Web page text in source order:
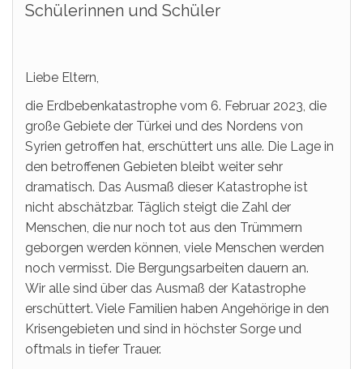
Schülerinnen und Schüler
Liebe Eltern,
die Erdbebenkatastrophe vom 6. Februar 2023, die
große Gebiete der Türkei und des Nordens von
Syrien getroffen hat, erschüttert uns alle. Die Lage in
den betroffenen Gebieten bleibt weiter sehr
dramatisch. Das Ausmaß dieser Katastrophe ist
nicht abschätzbar. Täglich steigt die Zahl der
Menschen, die nur noch tot aus den Trümmern
geborgen werden können, viele Menschen werden
noch vermisst. Die Bergungsarbeiten dauern an.
Wir alle sind über das Ausmaß der Katastrophe
erschüttert. Viele Familien haben Angehörige in den
Krisengebieten und sind in höchster Sorge und
oftmals in tiefer Trauer.